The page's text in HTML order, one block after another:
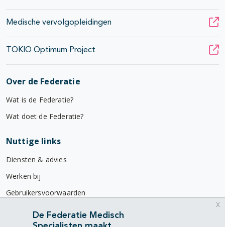
Medische vervolgopleidingen
TOKIO Optimum Project
Over de Federatie
Wat is de Federatie?
Wat doet de Federatie?
Nuttige links
Diensten & advies
Werken bij
Gebruikersvoorwaarden
Privacyverklaring
De Federatie Medisch
x